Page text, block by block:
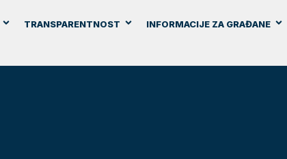
TRANSPARENTNOST
INFORMACIJE ZA GRAĐANE